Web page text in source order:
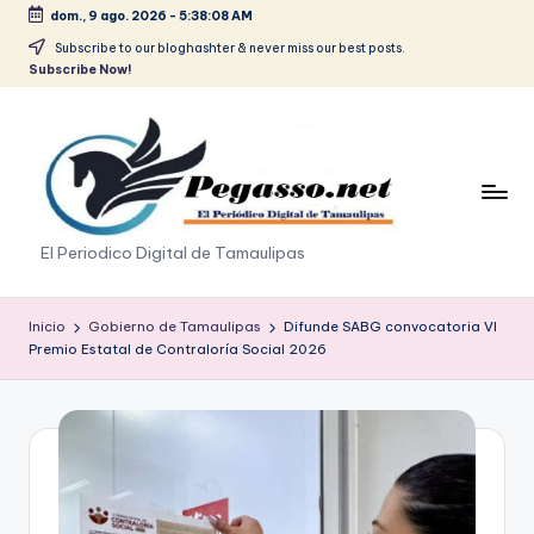
Saltar
dom., 9 ago. 2026 - 5:38:08 AM
Subscribe to our bloghashter & never miss our best posts.
Subscribe Now!
p
e
g
a
El Periodico Digital de Tamaulipas
Inicio Gobierno de Tamaulipas
Difunde SABG convocatoria VI
Premio Estatal de Contraloría Social 2026